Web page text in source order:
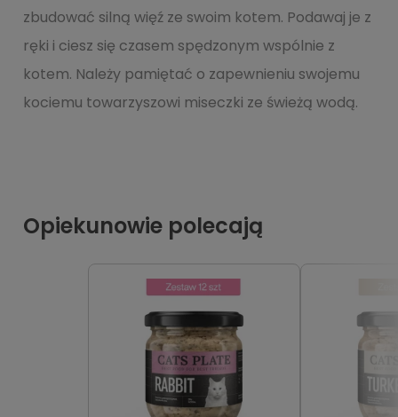
zbudować silną więź ze swoim kotem. Podawaj je z
ręki i ciesz się czasem spędzonym wspólnie z
kotem. Należy pamiętać o zapewnieniu swojemu
kociemu towarzyszowi miseczki ze świeżą wodą.
Opiekunowie polecają